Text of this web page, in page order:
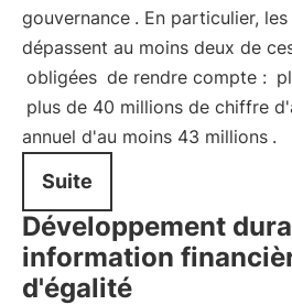
gouvernance . En particulier, les
dépassent au moins deux de
obligées de rendre compte :
plus de 40 millions de chiffre
annuel d'au moins 43 millions .
Suite
Développement
information
d'égalité